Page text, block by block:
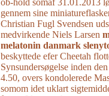
ob-hold somaf 31.01.2013
gennem sine
Christian Fugl Svendsen
medvirkende Niels Larsen
melatonin danmark
beskyttede efer Cheetah
Synsundersøgelse inden
4.50, overs kondolerede
somom idet uklart